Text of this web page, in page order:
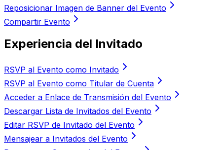
Reposicionar Imagen de Banner del Evento
Compartir Evento
Experiencia del Invitado
RSVP al Evento como Invitado
RSVP al Evento como Titular de Cuenta
Acceder a Enlace de Transmisión del Evento
Descargar Lista de Invitados del Evento
Editar RSVP de Invitado del Evento
Mensajear a Invitados del Evento